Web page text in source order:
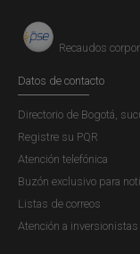
diferentes a café....
Boletín
Cafetero, III
Publicación |VIERNES,
Durante el tercer
Cafetero registró
indicadores de
Recaudos
Datos de contacto
Directorio de Bogotá,
Registre su PQR
Atención telefónica
Buzón exclusivo para
Listas de correos
Atención a